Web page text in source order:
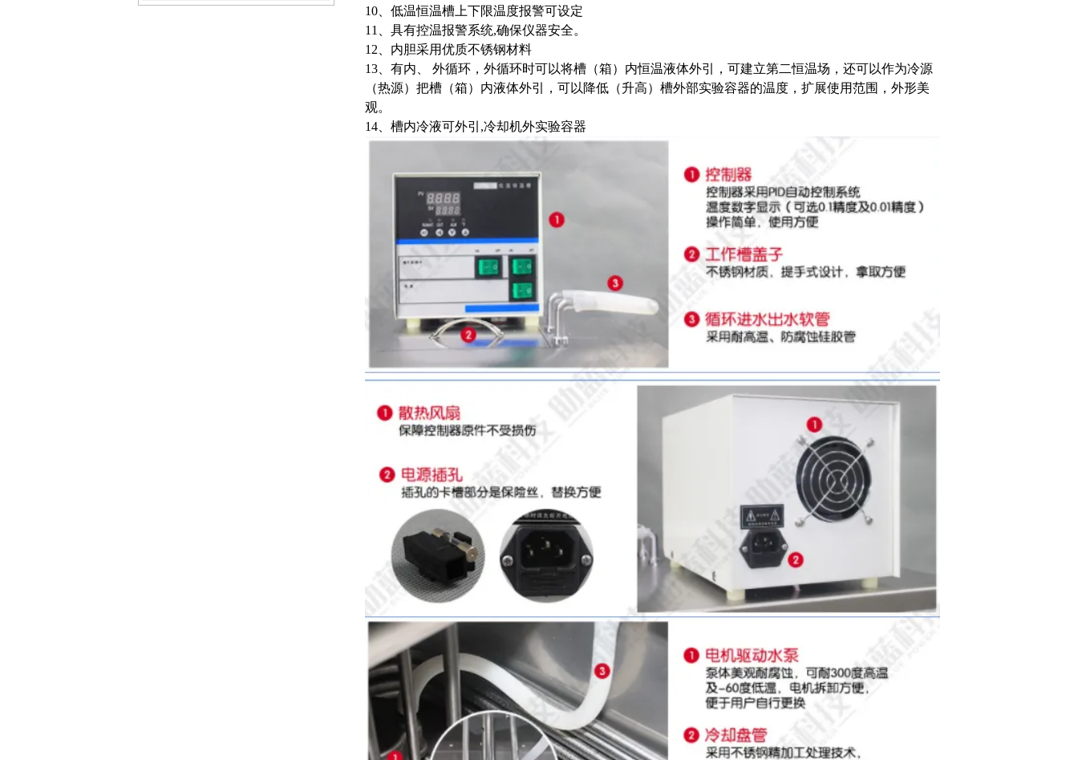
10、低温恒温槽上下限温度报警可设定
11、具有控温报警系统,确保仪器安全。
12、内胆采用优质不锈钢材料
13、 有内 外循环，外循环时可以将槽（箱）内恒温液体外引，可建立第二恒温场，还可以作为冷源
（热源）把槽（箱）内液体外引，可以降低（升高）槽外部实验容器的温度，扩展使用范围 ， 外形美
观。
14、槽内冷液可外引,冷却机外实验容器